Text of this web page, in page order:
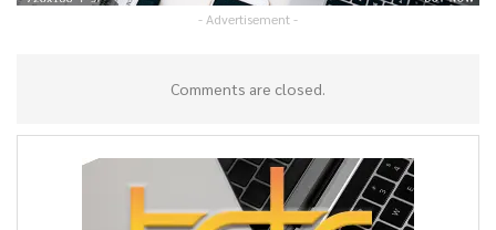
- Advertisement -
Comments are closed.